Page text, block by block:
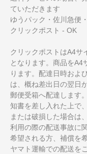
ていただきます
ゆうパック・佐川急便
クリックポスト - OK
クリックポストはA4サ
となります。商品をA4
ります。配達日時およ
は、概ね差出日の翌日
郵便受箱へ配達します
知書を差し入れた上で
または破損した場合は
利用の際の配送事故に
希望される方、補償を
ヤマト運輸での配送を